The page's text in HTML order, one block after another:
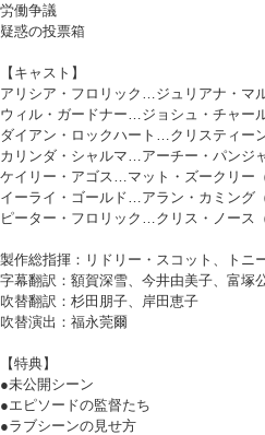
労働争議
疑惑の投票箱
【キャスト】
アリシア・フロリック…ジュリアナ・マ
ウィル・ガードナー…ジョシュ・チャー
ダイアン・ロックハート…クリスティー
カリンダ・シャルマ…アーチー・パンジ
ケイリー・アゴス…マット・ズークリー
イーライ・ゴールド…アラン・カミング
ピーター・フロリック…クリス・ノース
製作総指揮：リドリー・スコット、トニ
字幕翻訳：額賀深雪、今井由美子、富塚
吹替翻訳：杉田朋子、岸田恵子
吹替演出：福永莞爾
【特典】
●未公開シーン
●エピソードの監督たち
●ラブシーンの見せ方